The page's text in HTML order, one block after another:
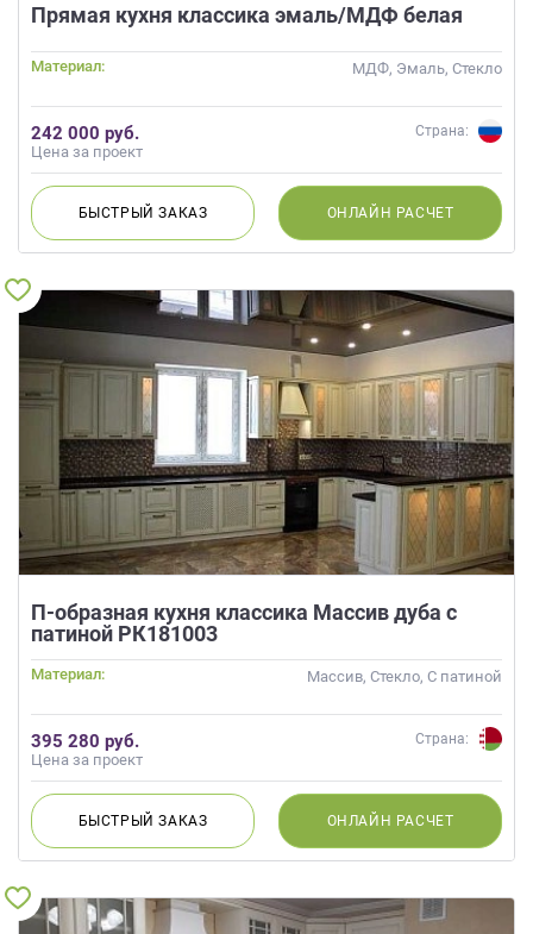
Прямая кухня классика эмаль/МДФ белая
Материал: МДФ, Эмаль, Стекло
242 000 руб.
Цена за проект
Страна:
БЫСТРЫЙЗАКАЗ ОНЛАЙН РАСЧЕТ
П-образная кухня классика Массив дуба с
патиной РК181003
Материал: Массив, Стекло, С патиной
395 280 руб.
Цена за проект
Страна:
БЫСТРЫЙЗАКАЗ ОНЛАЙН РАСЧЕТ
данных.